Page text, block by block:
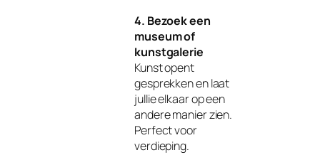
4. Bezoek een
museum of
kunstgalerie
Kunst opent
gesprekken en laat
jullie elkaar op een
andere manier zien.
Perfect voor
verdieping.